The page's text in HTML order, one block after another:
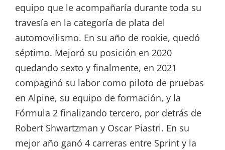
equipo que le acompañaría durante toda su
travesía en la categoría de plata del
automovilismo. En su año de rookie, quedó
séptimo. Mejoró su posición en 2020
quedando sexto y finalmente, en 2021
compaginó su labor como piloto de pruebas
en Alpine, su equipo de formación, y la
Fórmula 2 finalizando tercero, por detrás de
Robert Shwartzman y Oscar Piastri. En su
mejor año ganó 4 carreras entre Sprint y la